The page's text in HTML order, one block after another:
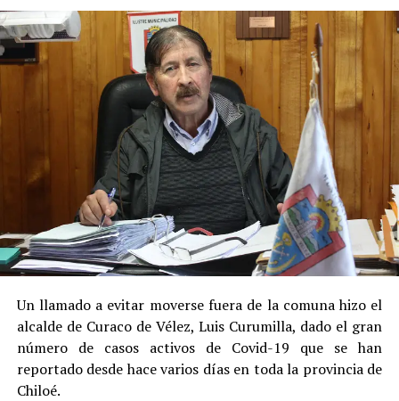
Un llamado a evitar moverse fuera de la comuna hizo el
alcalde de Curaco de Vélez, Luis Curumilla, dado el gran
número de casos activos de Covid-19 que se han
reportado desde hace varios días en toda la provincia de
Chiloé.